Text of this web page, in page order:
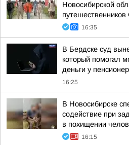
Новосибирской
16:35
В Бердске суд
который помогал
деньги у
16:25
В Новосибирске
содействие при
в похищении
16:15